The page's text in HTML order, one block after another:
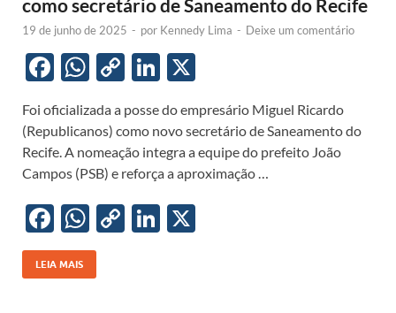
como secretário de Saneamento do Recife
19 de junho de 2025 - por Kennedy Lima - Deixe um comentário
F
e
b
o
o
k
W
at
s
A
p
p
C
p
y
Li
n
k
Li
k
e
dI
n
Foi oficializada a posse do empresário Miguel Ricardo
(Republicanos) como novo secretário de Saneamento do
Recife. A nomeação integra a equipe do prefeito João
Campos (PSB) e reforça a aproximação …
F
ac
e
W
h
at
C
Li
LEIA MAIS